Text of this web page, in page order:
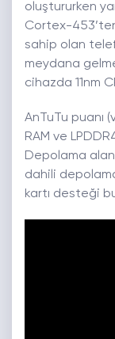
oluştururken
Cortex-
sahip olan
meydana
cihazda 11nm
AnTuTu puanı
RAM ve
Depolama
dahili
kartı desteği